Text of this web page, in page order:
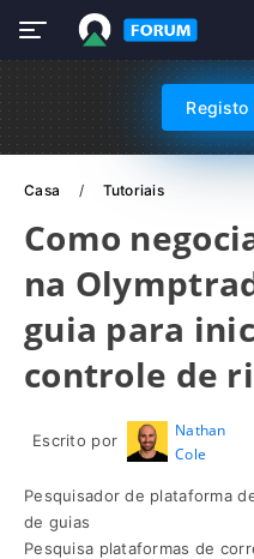
Registo
Casa Tutoriais
Como
na
guia para
controle de
Escrito por
Nathan
Cole
Pesquisador de plataforma
de guias
Pesquisa plataformas de